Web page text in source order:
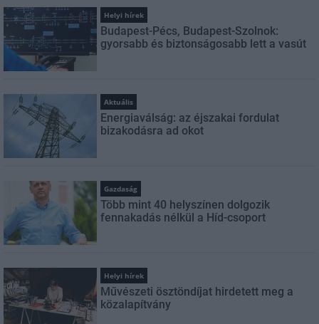
Helyi hírek
Budapest-Pécs, Budapest-Szolnok:
gyorsabb és biztonságosabb lett a vasút
Aktuális
Energiaválság: az éjszakai fordulat
bizakodásra ad okot
Gazdaság
Több mint 40 helyszínen dolgozik
fennakadás nélkül a Híd-csoport
Helyi hírek
Művészeti ösztöndíjat hirdetett meg a
közalapítvány